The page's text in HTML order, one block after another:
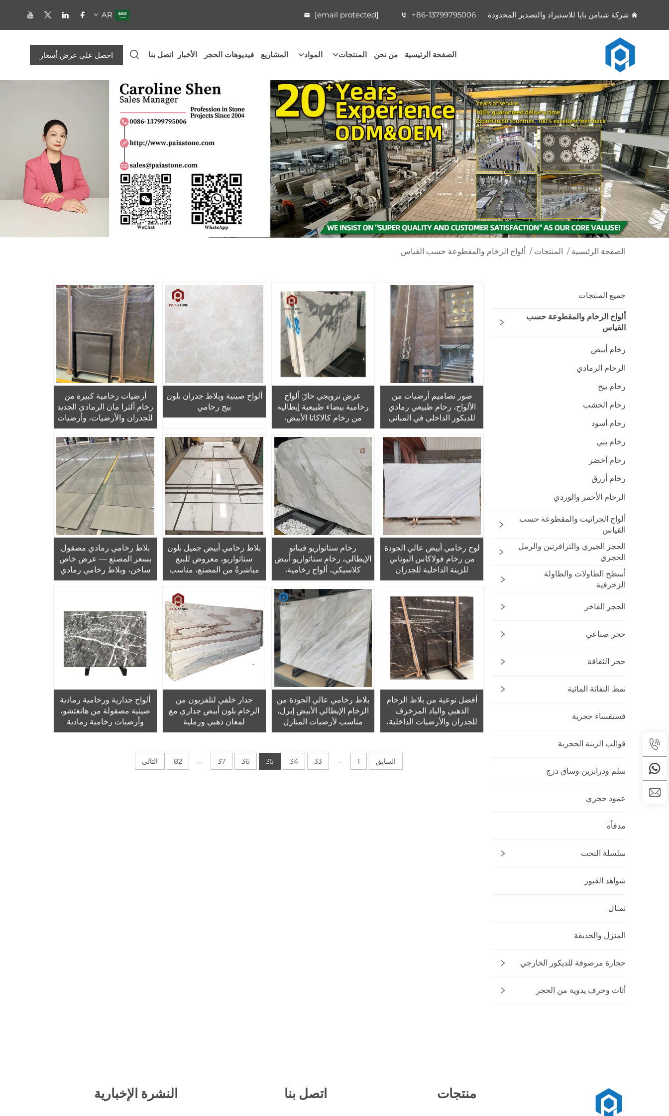
شركة شيامن بايا للاستيراد والتصدير المحدودة +86-13799795006
[email protected]
AR
الصفحة الرئيسية من نحن المنتجات المواد المشاريع فيديوهات الحجر الأخبار اتصل بنا احصل على عرض أسعار
الصفحة الرئيسية / المنتجات / ألواح الرخام والمقطوعة حسب القياس
جميع المنتجات
ألواح الرخام والمقطوعة حسب
القياس
رخام أبيض
الرخام الرمادي
رخام بيج
رخام الخشب
رخام أسود
رخام بني
رخام أخضر
رخام أزرق
الرخام الأحمر والوردي
ألواح الجرانيت والمقطوعة حسب
القياس
الحجر الجيري والترافرتين والرمل
الحجري
أسطح الطاولات والطاولة
الزخرفية
الحجر الفاخر
حجر صناعي
حجر الثقافة
نمط النفاثة المائية
فسيفساء حجرية
قوالب الزينة الحجرية
سلم ودرابزين وساق درج
عمود حجري
مدفأة
سلسلة النحت
شواهد القبور
تمثال
المنزل والحديقة
حجارة مرصوفة للديكور الخارجي
أثاث وحرف يدوية من الحجر
صور تصاميم أرضيات من
الألواح، رخام طبيعي رمادي
للديكور الداخلي في المباني
ذات الطابقين
عرض ترويجي حارّ: ألواح
رخامية بيضاء طبيعية إيطالية
من رخام كالاكاتا الأبيض،
ومورِّد ألواح رخامية بيضاء
للبلاط الأرضي وغرف المعيشة
ألواح صينية وبلاط جدران بلون
بيج رخامي
أرضيات رخامية كبيرة من
رخام ألترا مان الرمادي الجديد
للجدران والأرضيات، وأرضيات
غرفة المعيشة والغرف النوم
لوح رخامي أبيض عالي الجودة
من رخام فولاكاس اليوناني
للزينة الداخلية للجدران
والأرضيات، الأسعار
رخام ستاتواريو فيناتو
الإيطالي، رخام ستاتواريو أبيض
كلاسيكي، ألواح رخامية،
السعر الأعلى
بلاط رخامي أبيض جميل بلون
ستاتواريو، معروض للبيع
مباشرةً من المصنع، مناسب
لجدران الحمامات
بلاط رخامي رمادي مصقول
بسعر المصنع — عرض خاص
ساخن، وبلاط رخامي رمادي
مصقول مع عروق خشبية
وأرضيات الغرف
أفضل نوعية من بلاط الرخام
الذهبي والياد المزخرف
للجدران والأرضيات الداخلية،
رخام ياد طبيعي مُذهَّب، رخام
بلاط رخامي عالي الجودة من
الرخام الإيطالي الأبيض إيرل،
مناسب لأرضيات المنازل
والمكاتب وديكورات الداخل
جدار خلفي لتلفزيون من
الرخام بلون أبيض جداري مع
لمعان ذهبي ورملية
ألواح جدارية ورخامية رمادية
صينية مصقولة من هانغتشو،
وأرضيات رخامية رمادية
بتصميم هانغ آش ستير، مقاس
السابق 1
...
33
34
35
36
37
...
82 التالي
منتجات اتصل بنا النشرة الإخبارية